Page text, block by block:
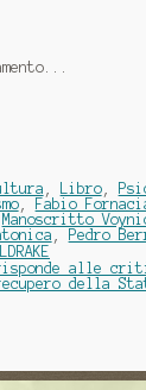
Libro,
, Fabio
Manoscritto
Pedro
risponde alle
della